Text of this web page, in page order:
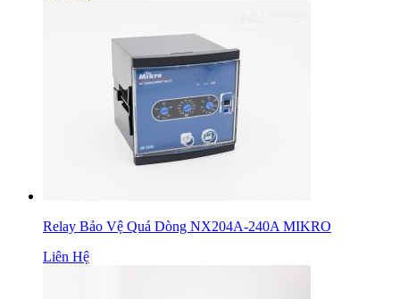
Relay Bảo Vệ Quá Dòng NX204A-240A MIKRO
Liên Hệ